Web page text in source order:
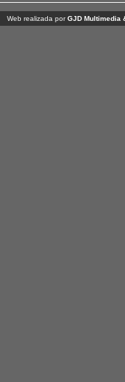
Web realizada por GJD Multimedia